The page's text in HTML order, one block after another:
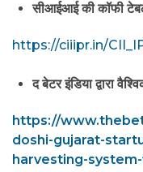
सीआईआई की कॉफी
https://ciiipr.in/
द बेटर इंडिया द्वारा
https://
doshi-gujarat-
harvesting-